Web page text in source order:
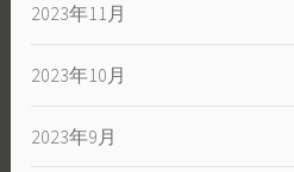
2023年11月
2023年10月
2023年9月